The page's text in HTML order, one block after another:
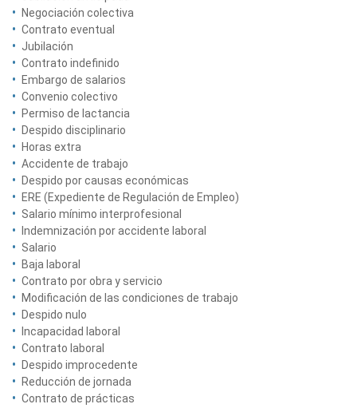
Negociación colectiva
Contrato eventual
Jubilación
Contrato indefinido
Embargo de salarios
Convenio colectivo
Permiso de lactancia
Despido disciplinario
Horas extra
Accidente de trabajo
Despido por causas económicas
ERE (Expediente de Regulación de Empleo)
Salario mínimo interprofesional
Indemnización por accidente laboral
Salario
Baja laboral
Contrato por obra y servicio
Modificación de las condiciones de trabajo
Despido nulo
Incapacidad laboral
Contrato laboral
Despido improcedente
Reducción de jornada
Contrato de prácticas